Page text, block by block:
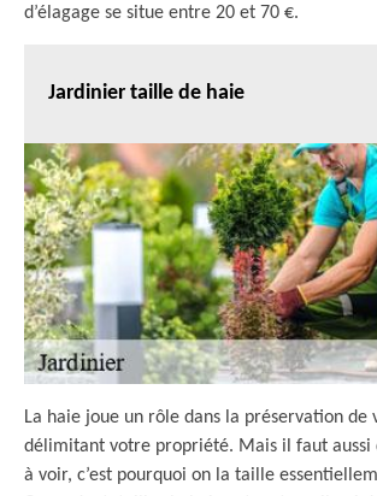
d’élagage se situe entre 20 et 70 €.
Jardinier taille de haie
La haie joue un rôle dans la préservation
délimitant votre propriété. Mais il faut aussi
à voir, c’est pourquoi on la taille